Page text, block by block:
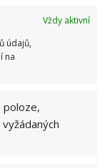
Vždy aktivní
údajů,
na
poloze,